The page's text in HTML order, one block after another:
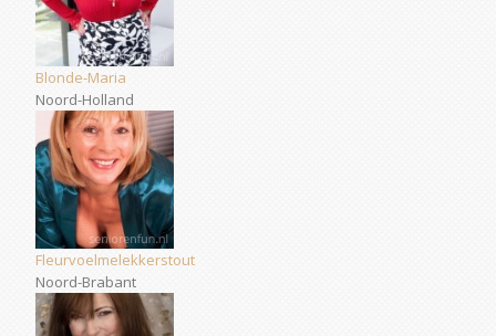
Blonde-Maria
Noord-Holland
Fleurvoelmelekkerstout
Noord-Brabant